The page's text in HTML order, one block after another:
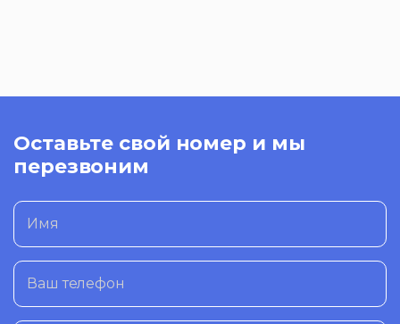
Оставьте свой номер и мы
перезвоним
Имя
Ваш телефон